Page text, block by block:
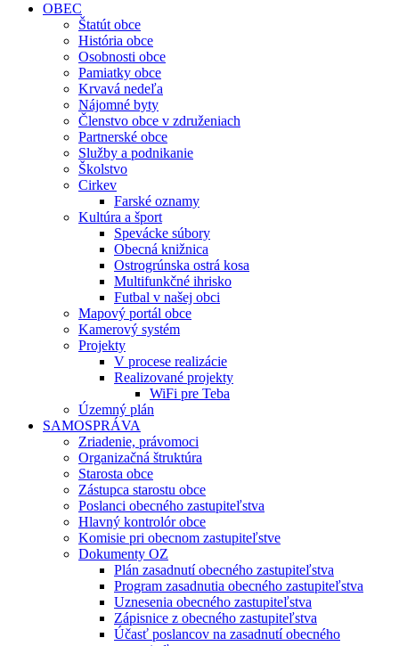
OBEC
Štatút obce
História obce
Osobnosti obce
Pamiatky obce
Krvavá nedeľa
Nájomné byty
Členstvo obce v združeniach
Partnerské obce
Služby a podnikanie
Školstvo
Cirkev
Farské oznamy
Kultúra a šport
Spevácke súbory
Obecná knižnica
Ostrogrúnska ostrá kosa
Multifunkčné ihrisko
Futbal v našej obci
Mapový portál obce
Kamerový systém
Projekty
V procese realizácie
Realizované projekty
WiFi pre Teba
Územný plán
SAMOSPRÁVA
Zriadenie, právomoci
Organizačná štruktúra
Starosta obce
Zástupca starostu obce
Poslanci obecného zastupiteľstva
Hlavný kontrolór obce
Komisie pri obecnom zastupiteľstve
Dokumenty OZ
Plán zasadnutí obecného zastupiteľstva
Program zasadnutia obecného zastupiteľstva
Uznesenia obecného zastupiteľstva
Zápisnice z obecného zastupiteľstva
Účasť poslancov na zasadnutí obecného